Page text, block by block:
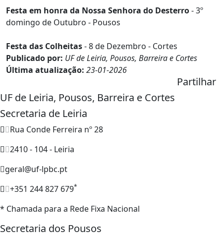
Festa em honra da Nossa Senhora do Desterro- 3º
domingo de Outubro - Pousos
Festa das Colheitas- 8 de Dezembro - Cortes
Publicado por: UF de Leiria, Pousos, Barreira e Cortes
Última atualização: 23-01-2026
Partilhar
UF de Leiria, Pousos, Barreira e Cortes
Secretaria de Leiria
Rua Conde Ferreira nº 28
2410 - 104 - Leiria
geral@uf-lpbc.pt
+351 244 827 679*
* Chamada para a Rede Fixa Nacional
Secretaria dos Pousos